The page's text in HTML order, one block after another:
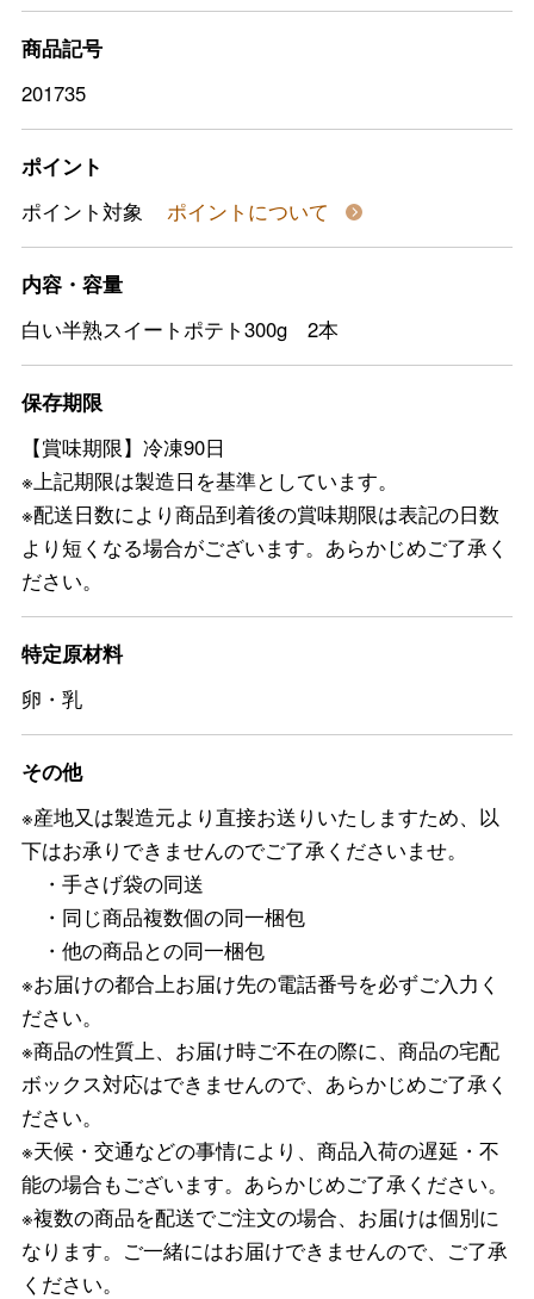
商品記号
201735
ポイント
ポイント対象
ポイントについて
内容・容量
白い半熟スイートポテト300g 2本
保存期限
【賞味期限】冷凍90日
※上記期限は製造日を基準としています。
※配送日数により商品到着後の賞味期限は表記の日数
より短くなる場合がございます。あらかじめご了承く
ださい。
特定原材料
卵・乳
その他
※産地又は製造元より直接お送りいたしますため、以
下はお承りできませんのでご了承くださいませ。
・手さげ袋の同送
・同じ商品複数個の同一梱包
・他の商品との同一梱包
※お届けの都合上お届け先の電話番号を必ずご入力く
ださい。
※商品の性質上、お届け時ご不在の際に、商品の宅配
ボックス対応はできませんので、あらかじめご了承く
ださい。
※天候・交通などの事情により、商品入荷の遅延・不
能の場合もございます。あらかじめご了承ください。
※複数の商品を配送でご注文の場合、お届けは個別に
なります。ご一緒にはお届けできませんので、ご了承
ください。